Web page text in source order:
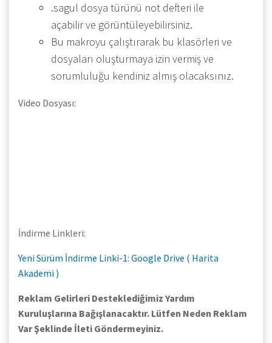
.sagul dosya türünü not defteri ile
açabilir ve görüntüleyebilirsiniz.
Bu makroyu çalıştırarak bu klasörleri ve
dosyaları oluşturmaya izin vermiş ve
sorumluluğu kendiniz almış olacaksınız.
Video Dosyası:
İndirme Linkleri:
Yeni Sürüm İndirme Linki-1: Google Drive ( Harita
Akademi )
Reklam Gelirleri Desteklediğimiz Yardım
Kuruluşlarına Bağışlanacaktır. Lütfen Neden Reklam
Var Şeklinde İleti Göndermeyiniz.